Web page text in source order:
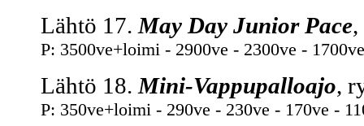
Lähtö 17. May Day Junior Pace,
P: 3500ve+loimi - 2900ve - 2300ve -
Lähtö 18. Mini-Vappupalloajo,
P: 350ve+loimi - 290ve - 230ve - 170ve -